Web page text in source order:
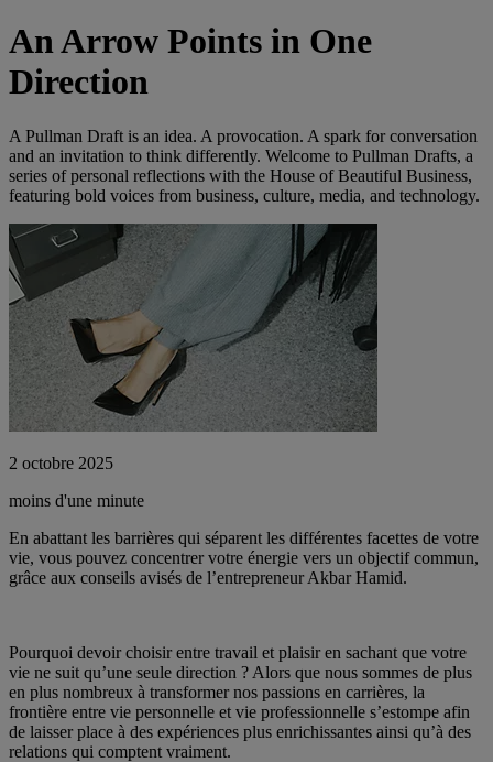
An Arrow Points in One
Direction
A Pullman Draft is an idea. A provocation. A spark for conversation
and an invitation to think differently. Welcome to Pullman Drafts, a
series of personal reflections with the House of Beautiful Business,
featuring bold voices from business, culture, media, and technology.
2 octobre 2025
moins d'une minute
En abattant les barrières qui séparent les différentes facettes de votre
vie, vous pouvez concentrer votre énergie vers un objectif commun,
grâce aux conseils avisés de l’entrepreneur Akbar Hamid.
Pourquoi devoir choisir entre travail et plaisir en sachant que votre
vie ne suit qu’une seule direction ? Alors que nous sommes de plus
en plus nombreux à transformer nos passions en carrières, la
frontière entre vie personnelle et vie professionnelle s’estompe afin
de laisser place à des expériences plus enrichissantes ainsi qu’à des
relations qui comptent vraiment.